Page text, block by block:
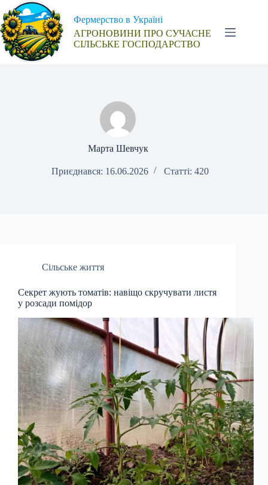
Перейти
до
вмісту
Фермерство в Україні
АГРОНОВИНИ ПРО СУЧАСНЕ
СІЛЬСЬКЕ ГОСПОДАРСТВО
Марта Шевчук
Приєднався: 16.06.2026 Статті: 420
Сільське життя
Секрет жують томатів: навіщо скручувати листя
у розсади помідор